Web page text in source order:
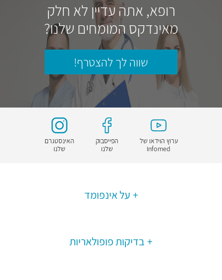
רופא, אתה עדיין לא חלק
מאינדקס המומחים שלנו?
שווה לך להצטרף!
ערוץ הוידאו של
Infomed
הפייסבוק
שלנו
האינסטגרם
שלנו
על אינפומד
בדיקות פופולאריות